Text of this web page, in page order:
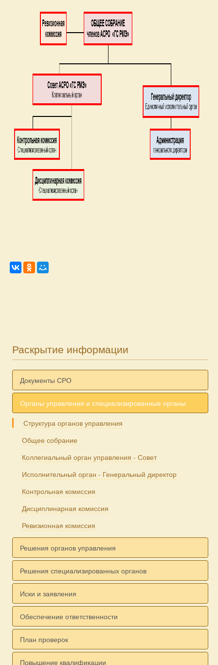
Раскрытие информации
Документы СРО
Органы управления и специализированные органы
Структура органов управления
Общее собрание
Коллегиальный орган управления - Совет
Исполнительный орган - Генеральный директор
Контрольная комиссия
Дисциплинарная комиссия
Ревизионная комиссия
Решения органов управления
Решения специализированных органов
Иски и заявления
Обеспечение ответственности
План проверок
Повышение квалификации